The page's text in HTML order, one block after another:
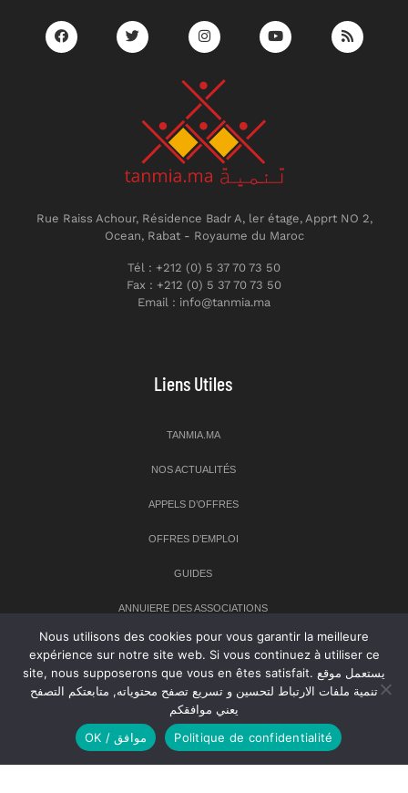
Rue Raiss Achour, Résidence Badr A, ler étage, Apprt NO 2,
Ocean, Rabat - Royaume du Maroc
Tél : +212 (0) 5 37 70 73 50
Fax : +212 (0) 5 37 70 73 50
Email : info@tanmia.ma
Liens Utiles
TANMIA.MA
NOS ACTUALITÉS
APPELS D’OFFRES
OFFRES D’EMPLOI
GUIDES
ANNUIERE DES ASSOCIATIONS
Newsletter
Inscrivez-vous à notre newsletter pour recevoir les dernières
nouvelles sur TANMIA
Nous utilisons des cookies pour vous garantir la meilleure
expérience sur notre site web. Si vous continuez à utiliser ce
site, nous supposerons que vous en êtes satisfait. يستعمل موقع
تنمية ملفات الارتباط لتحسين و تسريع تصفح محتوياته, متابعتكم التصفح
يعني موافقكم
OK / موافق
Politique de confidentialité